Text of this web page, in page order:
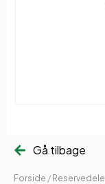
Gå tilbage
Forside / Reservedele